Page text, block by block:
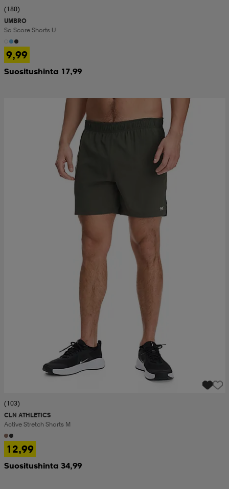
(180)
UMBRO
So Score Shorts U
9,99
Suositushinta 17,99
(103)
CLN ATHLETICS
Active Stretch Shorts M
12,99
Suositushinta 34,99